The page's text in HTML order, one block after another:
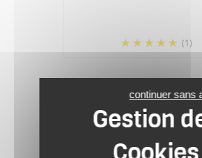
(1)
continuer sans